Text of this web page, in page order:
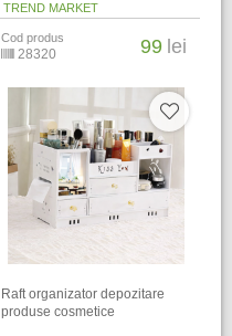
TREND MARKET
Cod produs
28320 99 lei
Raft organizator depozitare
produse cosmetice